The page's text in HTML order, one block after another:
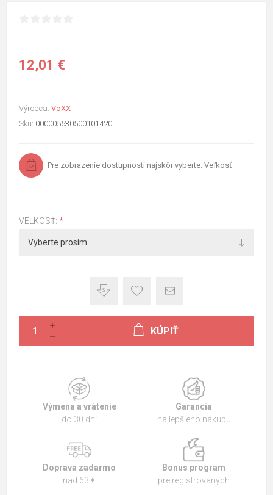
12,01 €
Výrobca: VoXX
Sku: 000005530500101420
Pre zobrazenie dostupnosti najskôr vyberte: Veľkosť
VEĽKOSŤ: *
KÚPIŤ
Výmena a vrátenie
do 30 dní
Garancia
najlepšieho nákupu
Doprava zadarmo
nad 63 €
Bonus program
pre registrovaných